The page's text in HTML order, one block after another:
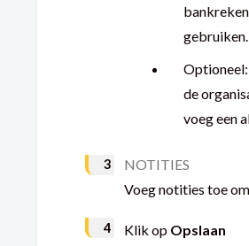
gebruiken.
Optioneel:
de
voeg een
NOTITIES
Voeg notities toe
Klik op Opslaan